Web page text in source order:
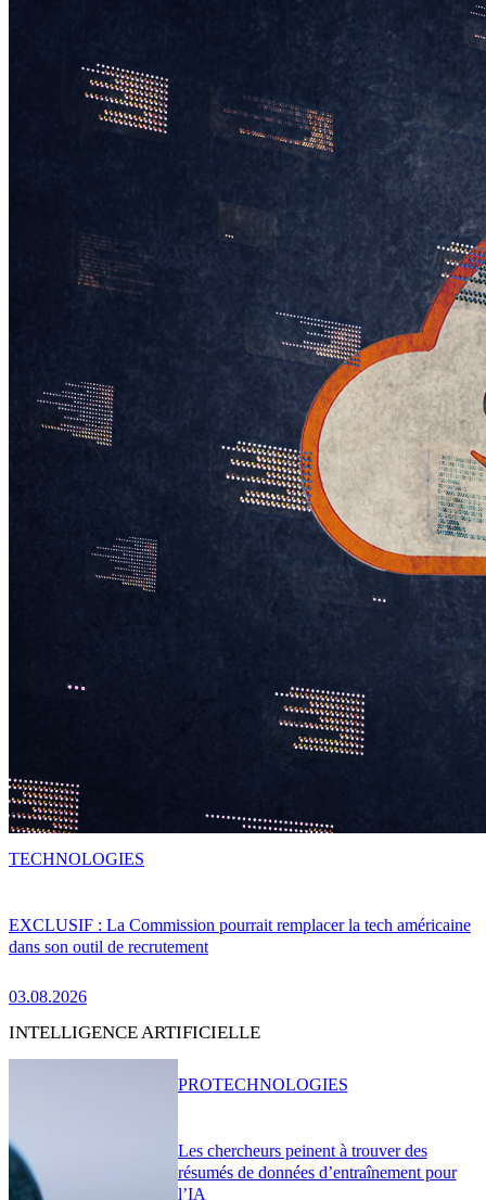
EXCLUSIF : La Commission pourrait remplacer la tech américaine
dans son outil de recrutement
03.08.2026
TECHNOLOGIES
INTELLIGENCE ARTIFICIELLE
Les chercheurs peinent à trouver des
résumés de données d’entraînement pour
l’IA
PROTECHNOLOGIES